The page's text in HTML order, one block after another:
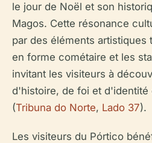
le jour de Noël et son
Magos. Cette résonance
par des éléments
en forme cométaire et les
invitant les visiteurs à
d'histoire, de foi et d'identité
(Tribuna do Norte, Lado 37).
Les visiteurs du Pórtico